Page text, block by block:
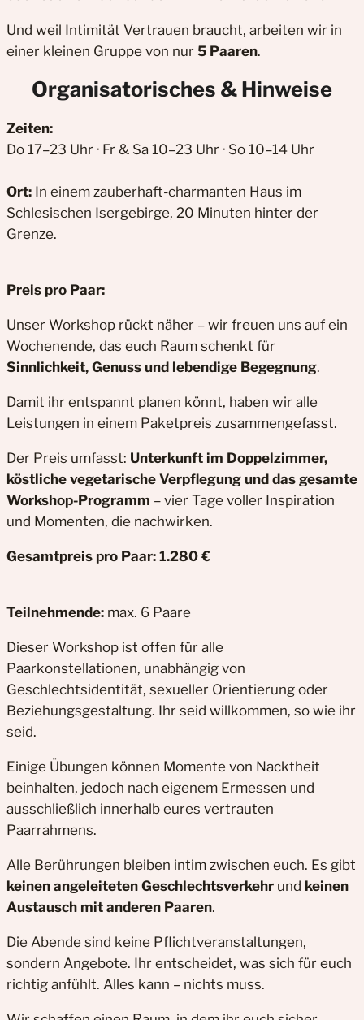
Und weil Intimität Vertrauen braucht, arbeiten wir in
einer kleinen Gruppe von nur 5 Paaren.
Organisatorisches & Hinweise
Zeiten:
Do 17–23 Uhr · Fr & Sa 10–23 Uhr · So 10–14 Uhr
Ort: In einem zauberhaft-charmanten Haus im
Schlesischen Isergebirge, 20 Minuten hinter der
Grenze.
Preis pro Paar:
Unser Workshop rückt näher – wir freuen uns auf ein
Wochenende, das euch Raum schenkt für
Sinnlichkeit, Genuss und lebendige Begegnung.
Damit ihr entspannt planen könnt, haben wir alle
Leistungen in einem Paketpreis zusammengefasst.
Der Preis umfasst: Unterkunft im Doppelzimmer,
köstliche vegetarische Verpflegung und das gesamte
Workshop-Programm – vier Tage voller Inspiration
und Momenten, die nachwirken.
Gesamtpreis pro Paar: 1.280 €
Teilnehmende: max. 6 Paare
Dieser Workshop ist offen für alle
Paarkonstellationen, unabhängig von
Geschlechtsidentität, sexueller Orientierung oder
Beziehungsgestaltung. Ihr seid willkommen, so wie ihr
seid.
Einige Übungen können Momente von Nacktheit
beinhalten, jedoch nach eigenem Ermessen und
ausschließlich innerhalb eures vertrauten
Paarrahmens.
Alle Berührungen bleiben intim zwischen euch. Es gibt
keinen angeleiteten Geschlechtsverkehr und keinen
Austausch mit anderen Paaren.
Die Abende sind keine Pflichtveranstaltungen,
sondern Angebote. Ihr entscheidet, was sich für euch
richtig anfühlt. Alles kann – nichts muss.